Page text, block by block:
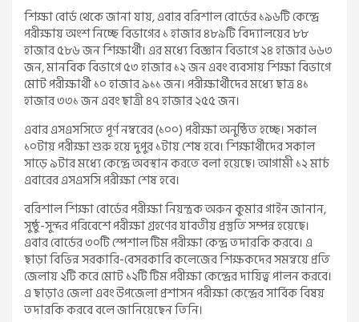
শিক্ষা বোর্ড থেকে জানা যায়, এবার বরিশাল বোর্ডের ১৯৬টি কেন্দ্রে
পরীক্ষায় অংশ নিচ্ছে বিভাগের ১ হাজার ৪৮৯টি বিদ্যালয়ের ৮৮
হাজার ৫৮৬ জন শিক্ষার্থী। এর মধ্যে বিজ্ঞান বিভাগে ২৪ হাজার ৬৬৩
জন, মানবিক বিভাগে ৫৩ হাজার ১২ জন এবং ব্যবসায় শিক্ষা বিভাগে
মোট পরীক্ষার্থী ১০ হাজার ৯১১ জন। পরীক্ষার্থীদের মধ্যে ছাত্র ৪১
হাজার ৩৩১ জন এবং ছাত্রী ৪৭ হাজার ২৫৫ জন।
এবার এসএসসিতে পূর্ণ নম্বরের (১০০) পরীক্ষা অনুষ্ঠিত হচ্ছে। সকাল
১০টায় পরীক্ষা শুরু হয়ে দুপুর ১টায় শেষ হবে। শিক্ষার্থীদের সকাল
সাড়ে ৯টার মধ্যে কেন্দ্রে অবস্থান করতে বলা হয়েছে। আগামী ১২ মার্চ
এবারের এসএসসি পরীক্ষা শেষ হবে।
বরিশাল শিক্ষা বোর্ডের পরীক্ষা নিয়ন্ত্রক অরুন কুমার গাইন জানান,
সুষ্ঠু-সুন্দর পরিবেশে পরীক্ষা গ্রহণের যাবতীয় প্রস্তুতি সম্পন্ন হয়েছে।
এবার বোর্ডের ৩০টি স্পেশাল টিম পরীক্ষা কেন্দ্র তদারকি করবে। এ
ছাড়া বিভিন্ন সরকারি-বেসরকারি কলেজের শিক্ষকদের সমন্বয়ে প্রতি
জেলায় ২টি করে মোট ১২টি টিম পরীক্ষা কেন্দ্রের দায়িত্ব পালন করবে।
এ ছাড়াও জেলা এবং উপজেলা প্রশাসন পরীক্ষা কেন্দ্রের সার্বিক বিষয়
তদারকি করবে বলে জানিয়েছেন তিনি।